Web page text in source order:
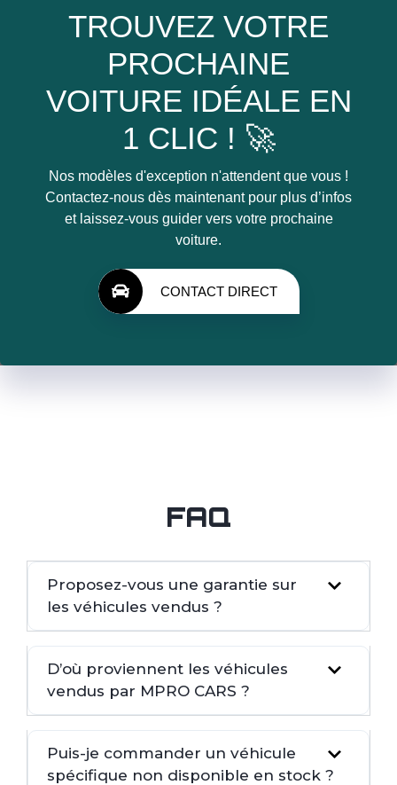
TROUVEZ VOTRE
PROCHAINE
VOITURE IDÉALE EN
1 CLIC ! 🚀
Nos modèles d'exception n'attendent que vous !
Contactez-nous dès maintenant pour plus d’infos
et laissez-vous guider vers votre prochaine
voiture.
CONTACT DIRECT
FAQ
Proposez-vous une garantie sur
les véhicules vendus ?
D’où proviennent les véhicules
vendus par MPRO CARS ?
Puis-je commander un véhicule
spécifique non disponible en stock ?